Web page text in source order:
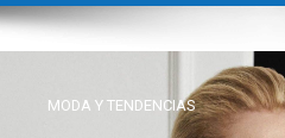
MODA Y TENDENCIAS